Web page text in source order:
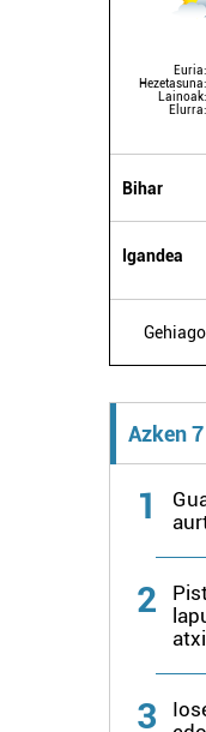
Euria:
Hezetasuna:
Lainoak:
Elurra:
Bihar
Igandea
Azken
1
2
3